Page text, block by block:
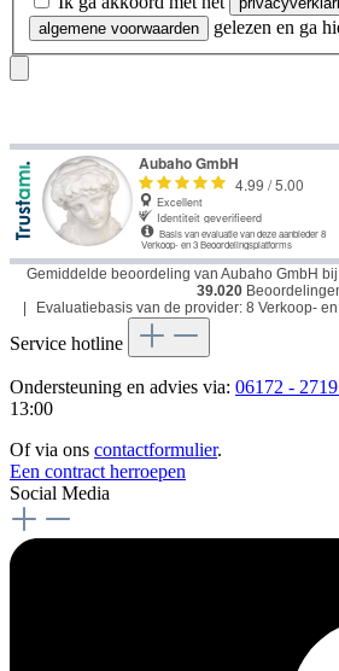
algemene voorwaarden gelezen en ga
Gemiddelde beoordeling van Aubaho GmbH
39.020
|
Evaluatiebasis van de provider: 8 Verkoop-
Service hotline
Ondersteuning en advies via: 06172 -
13:00
Of via ons contactformulier.
Een contract herroepen
Social Media